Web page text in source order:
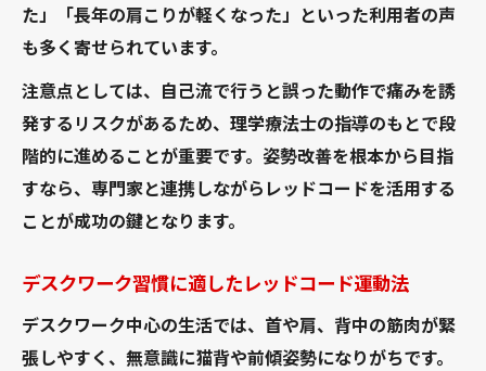
た」「長年の肩こりが軽くなった」といった利用者の声
も多く寄せられています。
注意点としては、自己流で行うと誤った動作で痛みを誘
発するリスクがあるため、理学療法士の指導のもとで段
階的に進めることが重要です。姿勢改善を根本から目指
すなら、専門家と連携しながらレッドコードを活用する
ことが成功の鍵となります。
デスクワーク習慣に適したレッドコード運動法
デスクワーク中心の生活では、首や肩、背中の筋肉が緊
張しやすく、無意識に猫背や前傾姿勢になりがちです。